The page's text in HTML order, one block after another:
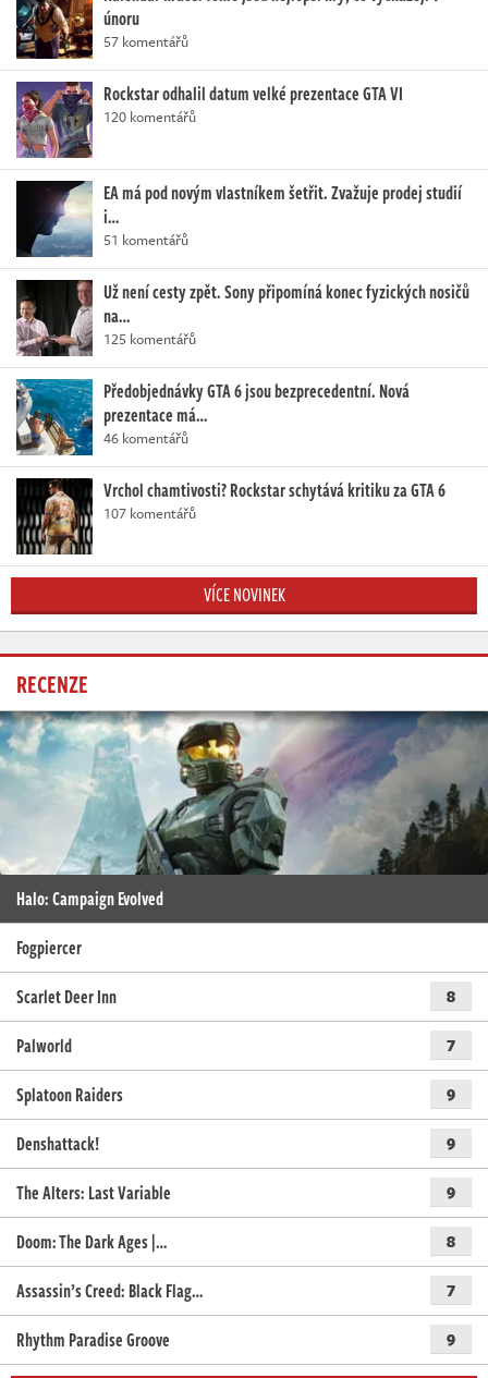
únoru
57 komentářů
Rockstar odhalil datum velké prezentace GTA VI
120 komentářů
EA má pod novým vlastníkem šetřit. Zvažuje prodej studií
i…
51 komentářů
Už není cesty zpět. Sony připomíná konec fyzických nosičů
na…
125 komentářů
Předobjednávky GTA 6 jsou bezprecedentní. Nová
prezentace má…
46 komentářů
Vrchol chamtivosti? Rockstar schytává kritiku za GTA 6
107 komentářů
VÍCE NOVINEK
RECENZE
Halo: Campaign Evolved
Fogpiercer
Scarlet Deer Inn
8
Palworld 7
Splatoon Raiders 9
Denshattack! 9
The Alters: Last Variable 9
Doom: The Dark Ages |… 8
Assassin’s Creed: Black Flag… 7
Rhythm Paradise Groove 9